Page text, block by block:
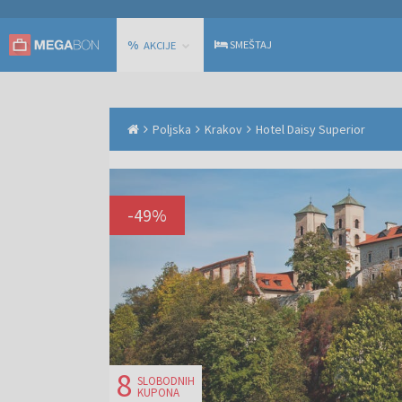
% AKCIJE SMEŠTAJ
Poljska Krakov Hotel Daisy Superior
-49%
8 SLOBODNIH
KUPONA